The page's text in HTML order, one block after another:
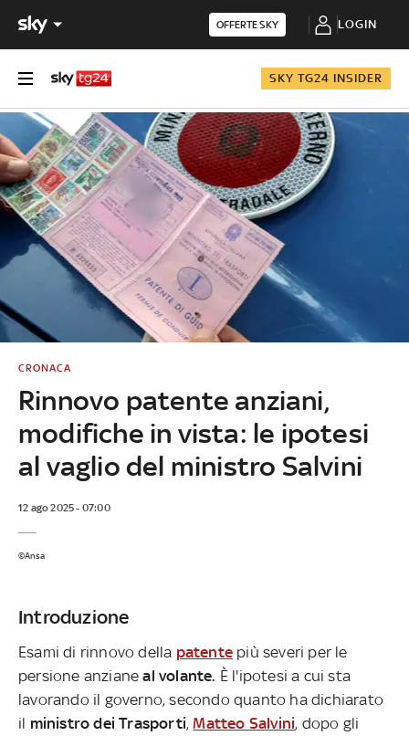
OFFERTE SKY LOGIN
SKY TG24 INSIDER
Rinnovo patente anziani,
modifiche in vista: le ipotesi
al vaglio del ministro Salvini
CRONACA
12 ago 2025 - 07:00
©Ansa
Introduzione
Esami di rinnovo della patente più severi per le
persione anziane al volante. È l'ipotesi a cui sta
lavorando il governo, secondo quanto ha dichiarato
il ministro dei Trasporti,Matteo Salvini, dopo gli